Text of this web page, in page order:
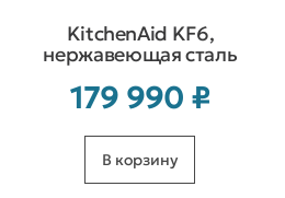
KitchenAid KF6,
нержавеющая сталь
179 990 ₽
В корзину